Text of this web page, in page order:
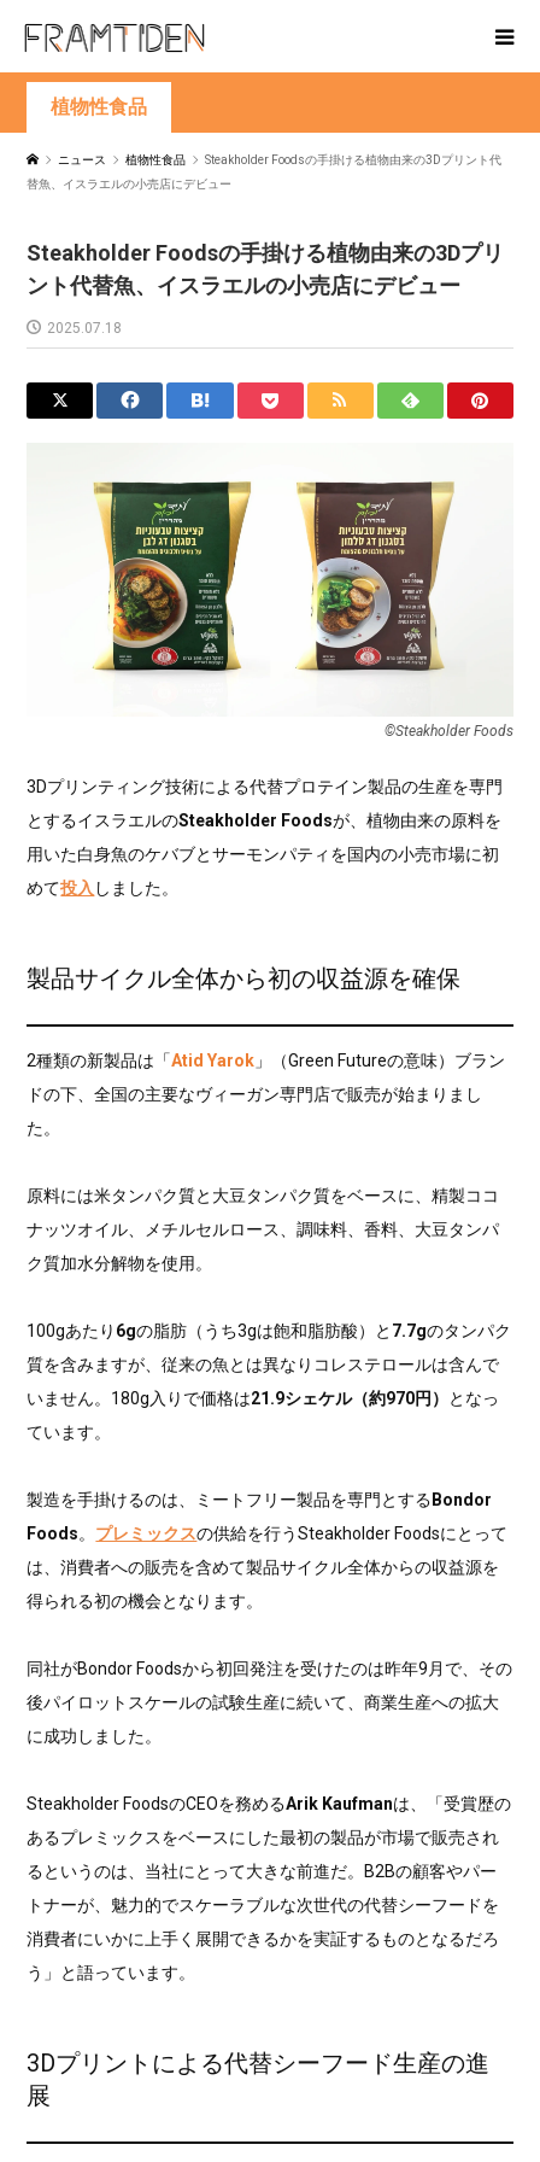
植物性食品
ニュース 植物性食品
Steakholder Foodsの手掛ける植物由来の3Dプリント代
替魚、イスラエルの小売店にデビュー
Steakholder Foodsの手掛ける植物由来の3Dプリ
ント代替魚、イスラエルの小売店にデビュー
2025.07.18
©Steakholder Foods
3Dプリンティング技術による代替プロテイン製品の生産を専門
とするイスラエルのSteakholder Foodsが、植物由来の原料を
用いた白身魚のケバブとサーモンパティを国内の小売市場に初
めて投入 しました。
製品サイクル全体から初の収益源を確保
2種類の新製品は「Atid Yarok 」（Green Futureの意味）ブラン
ドの下、全国の主要なヴィーガン専門店で販売が始まりまし
た。
原料には米タンパク質と大豆タンパク質をベースに、精製ココ
ナッツオイル、メチルセルロース、調味料、香料、大豆タンパ
ク質加水分解物を使用。
100gあたり 6gの脂肪（うち3gは飽和脂肪酸）と 7.7gのタンパク
質を含みますが、従来の魚とは異なりコレステロールは含んで
いません。180g入りで価格は21.9シェケル（約970円） となっ
ています。
製造を手掛けるのは、ミートフリー製品を専門とする Bondor
Foods。 プレミックスの供給を行うSteakholder Foodsにとって
は、消費者への販売を含めて製品サイクル全体からの収益源を
得られる初の機会となります。
同社がBondor Foodsから初回発注を受けたのは昨年9月で、その
後パイロットスケールの試験生産に続いて、商業生産への拡大
に成功しました。
Steakholder FoodsのCEOを務めるArik Kaufmanは、「受賞歴の
あるプレミックスをベースにした最初の製品が市場で販売され
るというのは、当社にとって大きな前進だ。B2Bの顧客やパー
トナーが、魅力的でスケーラブルな次世代の代替シーフードを
消費者にいかに上手く展開できるかを実証するものとなるだろ
う」と語っています。
3Dプリントによる代替シーフード生産の進
展